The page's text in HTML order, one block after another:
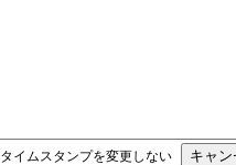
タイムスタンプを変更しない